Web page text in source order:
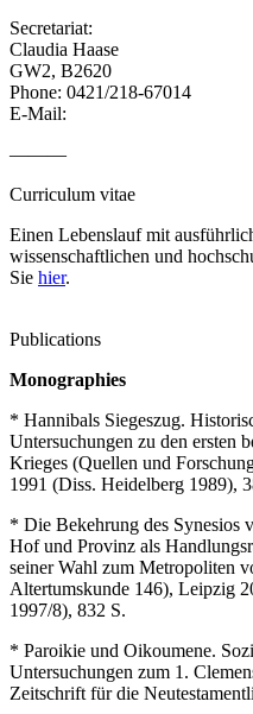
Secretariat:
Claudia Haase
GW2, B2620
Phone: 0421/218-67014
E-Mail:
———
Curriculum vitae
Einen Lebenslauf mit
wissenschaftlichen und
Sie hier.
Publications
Monographies
* Hannibals Siegeszug.
Untersuchungen zu den ersten
Krieges (Quellen und
1991 (Diss. Heidelberg 1989),
* Die Bekehrung des Synesios
Hof und Provinz als
seiner Wahl zum Metropoliten
Altertumskunde 146), Leipzig
1997/8), 832 S.
* Paroikie und Oikoumene.
Untersuchungen zum 1.
Zeitschrift für die